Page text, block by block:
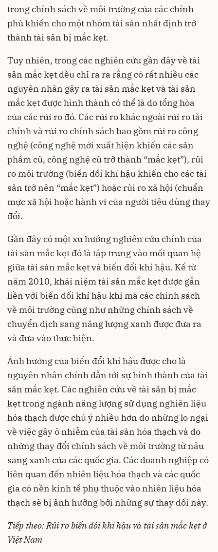
trong chính sách về môi trường của các chính
phủ khiến cho một nhóm tài sản nhất định trở
thành tài sản bị mắc kẹt.
Tuy nhiên, trong các nghiên cứu gần đây về tài
sản mắc kẹt đều chỉ ra ra rằng có rất nhiều các
nguyên nhân gây ra tài sản mắc kẹt và tài sản
mắc kẹt được hình thành có thể là do tổng hòa
của các rủi ro đó. Các rủi ro khác ngoài rủi ro tài
chính và rủi ro chính sách bao gồm rủi ro công
nghệ (công nghệ mới xuất hiện khiến các sản
phẩm cũ, công nghệ cũ trở thành “mắc kẹt”), rủi
ro môi trường (biến đổi khí hậu khiến cho các tài
sản trở nên “mắc kẹt”) hoặc rủi ro xã hội (chuẩn
mực xã hội hoặc hành vi của người tiêu dùng thay
đổi.
Gần đây có một xu hướng nghiên cứu chính của
tài sản mắc kẹt đó là tập trung vào mối quan hệ
giữa tài sản mắc kẹt và biến đổi khí hậu. Kể từ
năm 2010, khái niệm tài sản mắc kẹt được gắn
liền với biến đổi khí hậu khi mà các chính sách
về môi trường cũng như những chính sách về
chuyển dịch sang năng lượng xanh được đưa ra
và đưa vào thực hiện.
Ảnh hưởng của biến đổi khí hậu được cho là
nguyên nhân chính dẫn tới sự hình thành của tài
sản mắc kẹt. Các nghiên cứu về tài sản bị mắc
kẹt trong ngành năng lượng sử dụng nghiên liệu
hóa thạch được chú ý nhiều hơn do những lo ngại
về việc gây ô nhiễm của tài sản hóa thạch và do
những thay đổi chính sách về môi trường từ nâu
sang xanh của các quốc gia. Các doanh nghiệp có
liên quan đến nhiên liệu hóa thạch và các quốc
gia có nền kinh tế phụ thuộc vào nhiên liệu hóa
thạch sẽ bị ảnh hưởng bởi những sự thay đổi này.
Tiếp theo: Rủi ro biến đổi khí hậu và tài sản mắc kẹt ở
Việt Nam